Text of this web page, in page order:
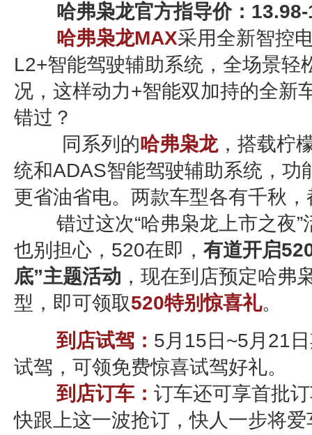
哈弗枭龙官方指导价：
哈弗枭龙MAX采用全新智控
L2+智能驾驶辅助系统，全场景轻
况，这样动力+智能双加持的全新
错过？
同系列的哈弗枭龙，搭载柠
统和ADAS智能驾驶辅助系统，功
更省油省电。两款车型各有千秋
错过这次“哈弗枭龙上市之夜
也别担心，520在即， 有道开启
底”主题活动 ，现在到店预定哈弗
型，即可领取520特别惊喜礼。
到店试驾： 5月15日~5月21
试驾，可领免费惊喜试驾好礼。
到店订车：订车还可享首批
快跟上这一波抢订，快人一步将